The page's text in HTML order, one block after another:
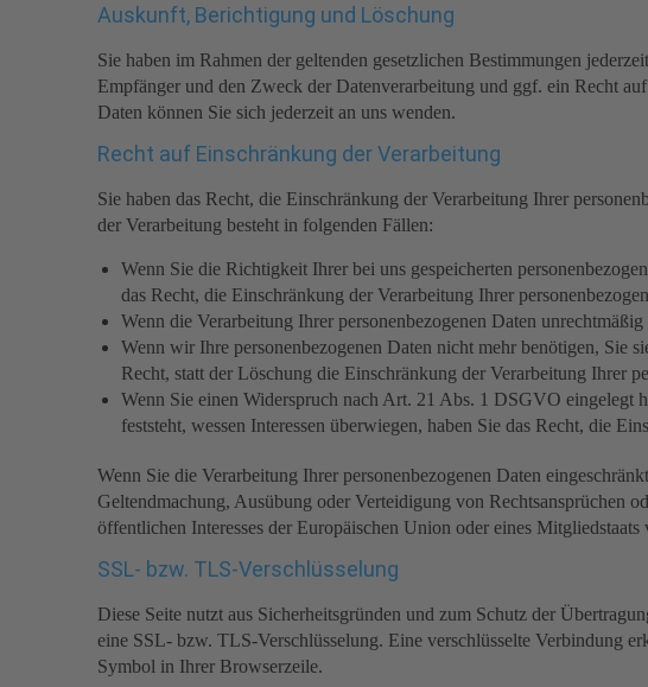
Auskunft, Berichtigung und Löschung
Sie haben im Rahmen der geltenden gesetzlichen Bestimmungen
Empfänger und den Zweck der Datenverarbeitung und ggf. ein Recht
Daten können Sie sich jederzeit an uns wenden.
Recht auf Einschränkung der Verarbeitung
Sie haben das Recht, die Einschränkung der Verarbeitung Ihrer
der Verarbeitung besteht in folgenden Fällen:
Wenn Sie die Richtigkeit Ihrer bei uns gespeicherten
das Recht, die Einschränkung der Verarbeitung Ihrer
Wenn die Verarbeitung Ihrer personenbezogenen Daten
Wenn wir Ihre personenbezogenen Daten nicht mehr benötigen, Sie
Recht, statt der Löschung die Einschränkung der Verarbeitung Ihrer
Wenn Sie einen Widerspruch nach Art. 21 Abs. 1 DSGVO eingelegt
feststeht, wessen Interessen überwiegen, haben Sie das Recht, die
Wenn Sie die Verarbeitung Ihrer personenbezogenen Daten
Geltendmachung, Ausübung oder Verteidigung von Rechtsansprüchen
öffentlichen Interesses der Europäischen Union oder eines Mitgliedstaats
SSL- bzw. TLS-Verschlüsselung
Diese Seite nutzt aus Sicherheitsgründen und zum Schutz der
eine SSL- bzw. TLS-Verschlüsselung. Eine verschlüsselte Verbindung
Symbol in Ihrer Browserzeile.